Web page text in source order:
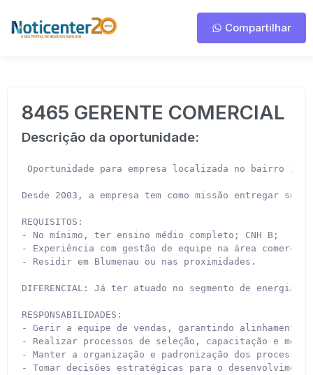
Compartilhar
8465 GERENTE COMERCIAL
Descrição da oportunidade:
Oportunidade para empresa localizada no bairro
Desde 2003, a empresa tem como missão entregar
REQUISITOS:
- No mínimo, ter ensino médio completo; CNH B;
- Experiência com gestão de equipe na área
- Residir em Blumenau ou nas proximidades.
DIFERENCIAL: Já ter atuado no segmento de energia
RESPONSABILIDADES:
- Gerir a equipe de vendas, garantindo alinhamento e
- Realizar processos de seleção, capacitação e
- Manter a organização e padronização dos
- Tomar decisões estratégicas para o